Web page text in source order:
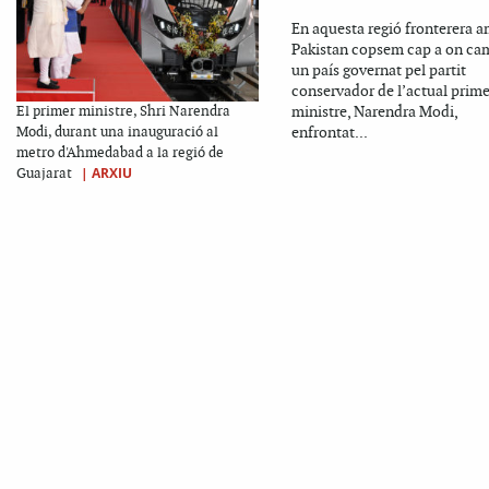
El primer ministre, Shri Narendra
Modi, durant una inauguració al
metro d'Ahmedabad a la regió de
Guajarat
| ARXIU
En aquesta regió fronterera
Pakistan copsem cap a on
un país governat pel partit
conservador de l’actual
ministre, Narendra Modi,
enfrontat...